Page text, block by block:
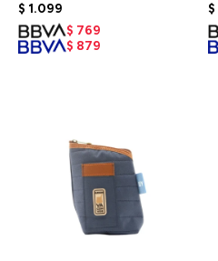
$ 1.099
$ 769
$ 879
$